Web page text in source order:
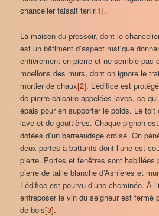
chancelier faisait tenir[1].
La maison du pressoir, dont le
est un bâtiment d’aspect rustique
entièrement en pierre et ne semble pas
moellons des murs, dont on ignore le
mortier de chaux[2]. L’édifice est
de pierre calcaire appelées laves, ce
épais pour en supporter le poids. Le toit
lave et de gouttières. Chaque pignon
dotées d’un barreaudage croisé. On
deux portes à battants dont l’une est
pierre. Portes et fenêtres sont habillées
pierre de taille blanche d’Asnières et
L’édifice est pourvu d’une cheminée. À
entreposer le vin du seigneur est fermé
de bois[3].